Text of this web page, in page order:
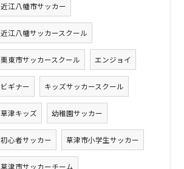
近江八幡市サッカー
近江八幡サッカースクール
栗東市サッカースクール エンジョイ
ビギナー キッズサッカースクール
草津キッズ 幼稚園サッカー
初心者サッカー 草津市小学生サッカー
草津市サッカーチーム